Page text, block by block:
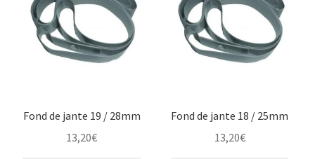
Fond de jante 19 / 28mm
13,20€
Fond de jante 18 / 25mm
13,20€